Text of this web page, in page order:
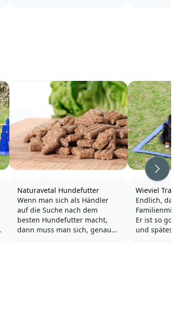
Naturavetal Hundefutter
Wenn man sich als Händler
auf die Suche nach dem
besten Hundefutter macht,
dann muss man sich, genau
Wieviel
Endlich, das
Er ist so
und
Weiter